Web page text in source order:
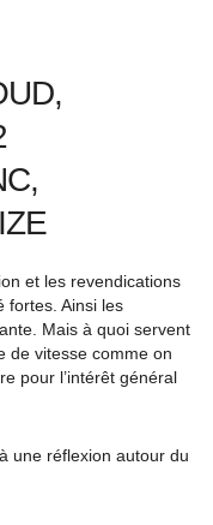
et les revendications
fortes. Ainsi les
Mais à quoi servent
de vitesse comme on
pour l’intérêt général
une réflexion autour du